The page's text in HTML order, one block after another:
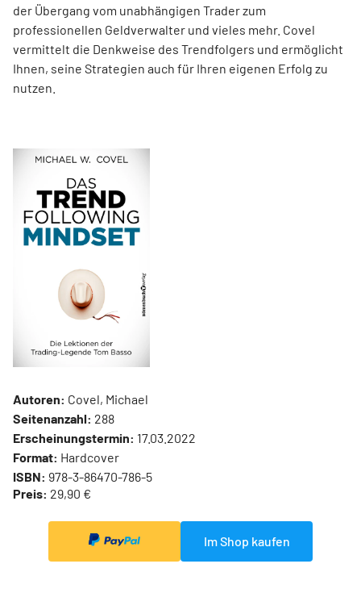
der Übergang vom unabhängigen Trader zum
professionellen Geldverwalter und vieles mehr. Covel
vermittelt die Denkweise des Trendfolgers und ermöglicht
Ihnen, seine Strategien auch für Ihren eigenen Erfolg zu
nutzen.
Autoren: Covel, Michael
Seitenanzahl: 288
Erscheinungstermin: 17.03.2022
Format: Hardcover
ISBN: 978-3-86470-786-5
Preis: 29,90 €
Im Shop kaufen